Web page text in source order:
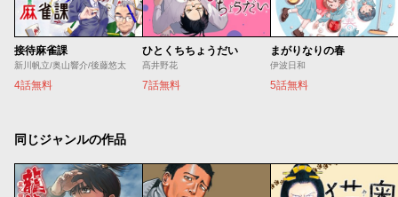
接待麻雀課
新川帆立/奥山響介/後藤悠太
4話無料
ひとくちちょうだい
髙井野花
7話無料
まがりなりの春
伊波日和
5話無料
同じジャンルの作品